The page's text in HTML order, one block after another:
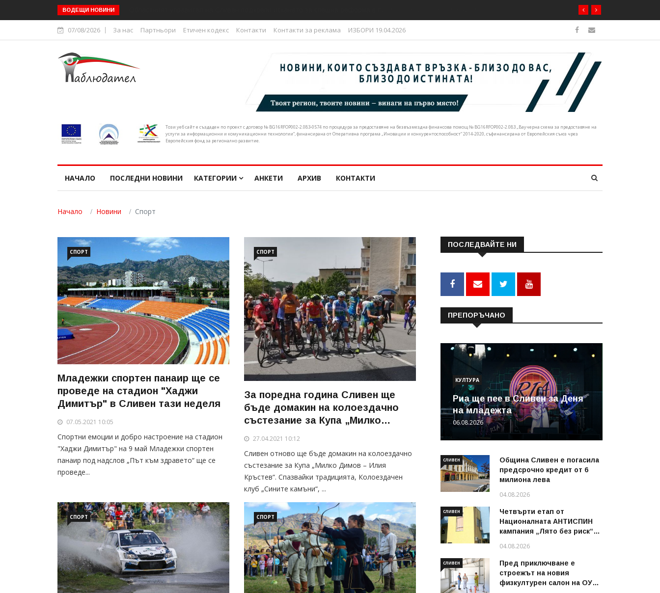
ВОДЕЩИ НОВИНИ
07/08/2026 За нас Партньори Етичен кодекс Контакти Контакти за реклама ИЗБОРИ 19.04.2026
Този уеб сайт е създаден по проект с договор № BG16RFOP002-2.083-0574 по процедура за предоставяне на безвъзмездна финансова помощ № BG16RFOP002-2.083 „Ваучерна схема за предоставяне на
услуги за информационни и комуникационни технологии“, финансирана от Оперативна програма „Иновации и конкурентоспособност“ 2014-2020, съфинансирана от Европейския съюз чрез
Европейския фонд за регионално развитие.
НАЧАЛО ПОСЛЕДНИ НОВИНИ КАТЕГОРИИ АНКЕТИ АРХИВ КОНТАКТИ
Начало Новини Спорт
СПОРТ
Младежки спортен панаир ще се
проведе на стадион "Хаджи
Димитър" в Сливен тази неделя
07.05.2021 10:05
Спортни емоции и добро настроение на стадион
"Хаджи Димитър" на 9 май Младежки спортен
панаир под надслов „Път към здравето“ ще се
проведе...
СПОРТ
За поредна година Сливен ще
бъде домакин на колоездачно
състезание за Купа „Милко
27.04.2021 10:12
Сливен отново ще бъде домакин на колоездачно
състезание за Купа „Милко Димов – Илия
Кръстев“. Спазвайки традицията, Колоездачен
клуб „Сините камъни“, ...
СПОРТ СПОРТ
ПОСЛЕДВАЙТЕ НИ
ПРЕПОРЪЧАНО
КУЛТУРА
Риа ще пее в Сливен за Деня
на младежта
06.08.2026
СЛИВЕН
Община Сливен е погасила
предсрочно кредит от 6
милиона лева
04.08.2026
СЛИВЕН
Четвърти етап от
Националната АНТИСПИН
кампания „Лято без риск“
през август 2026 г.
04.08.2026
СЛИВЕН
Пред приключване е
строежът на новия
физкултурен салон на ОУ